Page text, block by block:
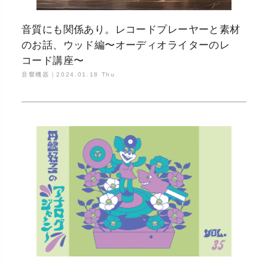
音質にも関係あり。レコードプレーヤーと素材
のお話、ウッド編〜オーディオライターのレ
コード講座〜
音響機器｜2024.01.18 Thu